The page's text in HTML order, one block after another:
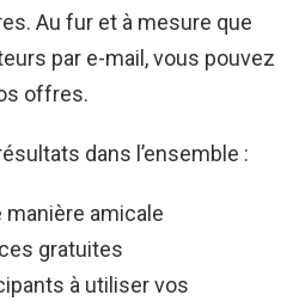
Au fur et à mesure que
par e-mail, vous pouvez
offres.
dans l’ensemble :
manière amicale
gratuites
à utiliser vos